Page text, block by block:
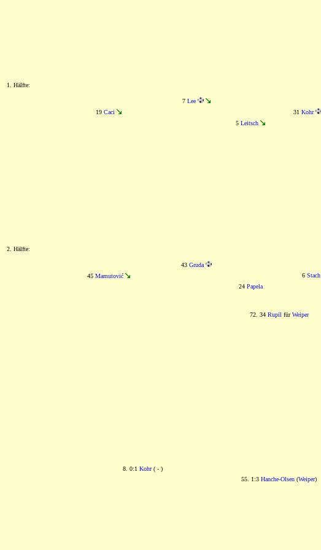
1. Hälfte:
7 Lee
19 Caci 31 Kohr
5 Leitsch
2. Hälfte:
43 Gruda
45 Mamutović 6 Stach
24 Papela
72. 34 Rupil fürWeiper
8. 0:1 Kohr( - )
55. 1:3 Hanche-Olsen (Weiper)